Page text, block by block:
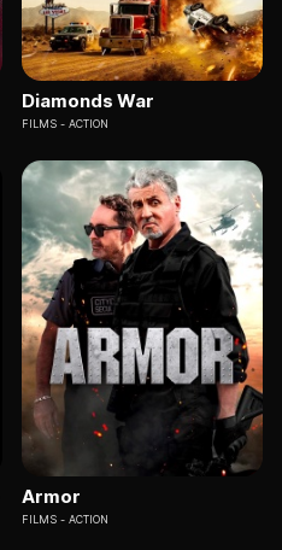
Diamonds War
FILMS ACTION
Armor
FILMS ACTION